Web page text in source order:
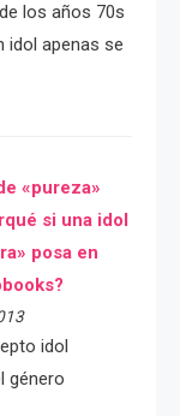
los años 70s
idol apenas se
«pureza»
si una idol
posa en
idol
género